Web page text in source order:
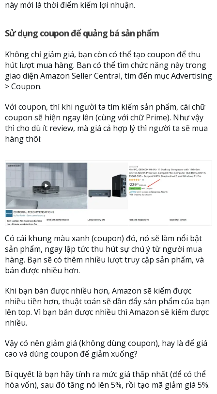
này mới là thời điểm kiếm lợi nhuận.
Sử dụng coupon để quảng bá sản phẩm
Không chỉ giảm giá, bạn còn có thể tạo coupon để thu
hút lượt mua hàng. Bạn có thể tìm chức năng này trong
giao diện Amazon Seller Central, tìm đến mục Advertising
> Coupon.
Với coupon, thì khi người ta tìm kiếm sản phẩm, cái chữ
coupon sẽ hiện ngay lên (cùng với chữ Prime). Như vậy
thì cho dù ít review, mà giá cả hợp lý thì người ta sẽ mua
hàng thôi:
Có cái khung màu xanh (coupon) đó, nó sẽ làm nổi bật
sản phẩm, ngay lập tức thu hút sự chú ý từ người mua
hàng. Bạn sẽ có thêm nhiều lượt truy cập sản phẩm, và
bán được nhiều hơn.
Khi bạn bán được nhiều hơn, Amazon sẽ kiếm được
nhiều tiền hơn, thuật toán sẽ dần đẩy sản phẩm của bạn
lên top. Vì bạn bán được nhiều thì Amazon sẽ kiếm được
nhiều.
Vậy có nên giảm giá (không dùng coupon), hay là để giá
cao và dùng coupon để giảm xuống?
Bí quyết là bạn hãy tính ra mức giá thấp nhất (để có thể
hòa vốn), sau đó tăng nó lên 5%, rồi tạo mã giảm giá 5%.